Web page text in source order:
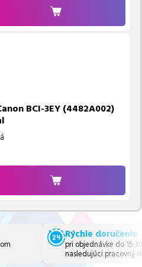
BCI-3EY (4482A002)
Rýchle doručenie
pri objednávke do
nasledujúci pracovný